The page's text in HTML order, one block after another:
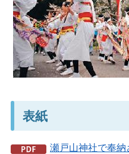
表紙
瀬戸山神社で奉納